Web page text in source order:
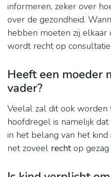
informeren, zeker over
over de gezondheid.
hebben moeten zij elkaar
wordt recht op
Heeft een moeder
vader?
Veelal zal dit ook worden
hoofdregel is namelijk
in het belang van het kind
net zoveel rechtop gezag